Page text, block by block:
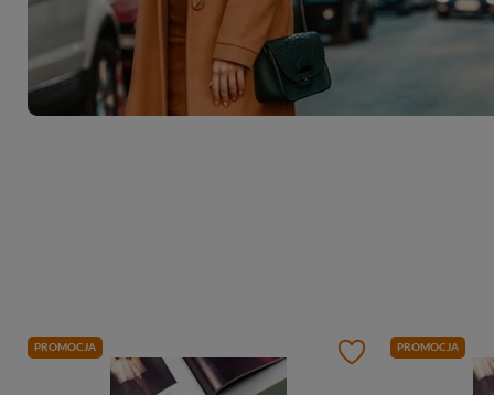
PROMOCJA PROMOCJA